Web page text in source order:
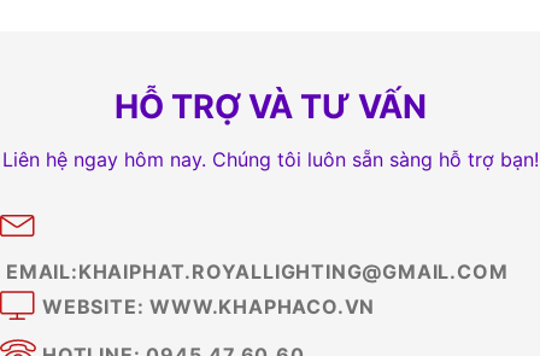
HỖ TRỢ VÀ TƯ VẤN
Liên hệ ngay hôm nay. Chúng tôi luôn sẵn sàng hỗ trợ bạn!
EMAIL:KHAIPHAT.ROYALLIGHTING@GMAIL.COM
WEBSITE: WWW.KHAPHACO.VN